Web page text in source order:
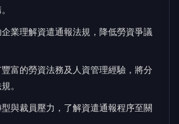
業理解資遣通報法規，降低勞資爭議
富的勞資法務及人資管理經驗，將分
。
與裁員壓力，了解資遣通報程序至關